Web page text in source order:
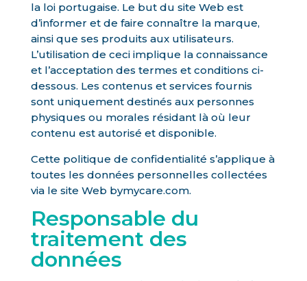
la loi portugaise. Le but du site Web est
d’informer et de faire connaître la marque,
ainsi que ses produits aux utilisateurs.
L’utilisation de ceci implique la connaissance
et l’acceptation des termes et conditions ci-
dessous. Les contenus et services fournis
sont uniquement destinés aux personnes
physiques ou morales résidant là où leur
contenu est autorisé et disponible.
Cette politique de confidentialité s’applique à
toutes les données personnelles collectées
via le site Web bymycare.com.
Responsable du
traitement des
données